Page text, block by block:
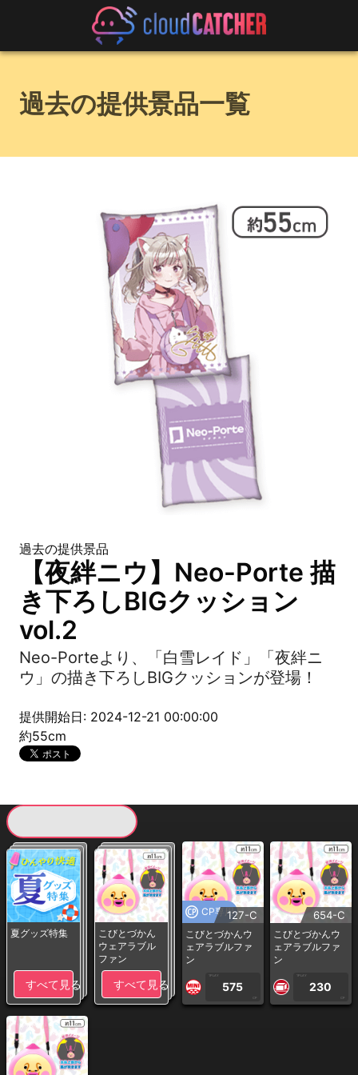
過去の提供景品一覧
過去の提供景品
【夜絆ニウ】Neo-Porte 描
き下ろしBIGクッション
vol.2
Neo-Porteより、「白雪レイド」「夜絆ニ
ウ」の描き下ろしBIGクッションが登場！
提供開始日: 2024-12-21 00:00:00
約55cm
夏グッズ特集
すべて見る
こびとづかん
ウェアラブル
ファン
すべて見る
CP専用127-C
こびとづかんウ
ェアラブルファ
ン
1PLAY
575
CP
654-C
こびとづかんウ
ェアラブルファ
ン
1PLAY
230
CP